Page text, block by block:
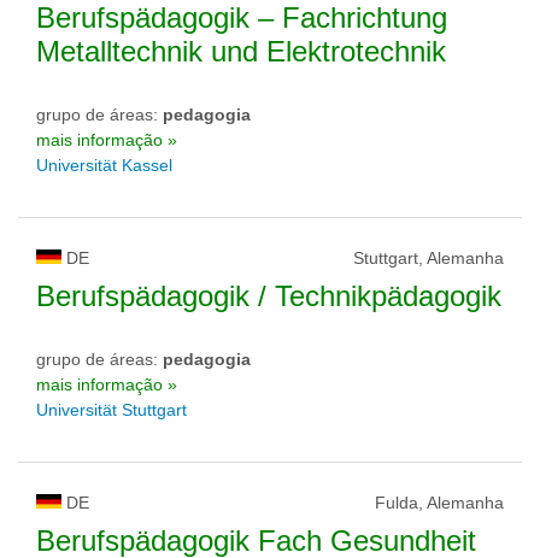
Berufspädagogik – Fach­rich­tung
Me­tall­tech­nik und Elek­tro­tech­nik
grupo de áreas: pedagogia
mais informação »
Universität Kassel
DE Stuttgart, Alemanha
Berufspädagogik / Technikpädagogik
grupo de áreas: pedagogia
mais informação »
Universität Stuttgart
DE Fulda, Alemanha
Berufspädagogik Fach Gesundheit